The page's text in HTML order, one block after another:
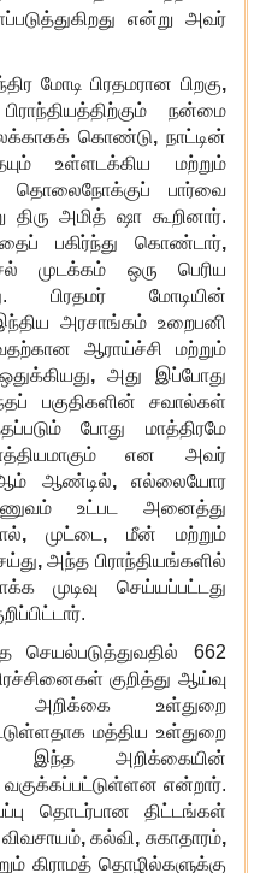
என்று அவர்
மோடி பிரதமரான பிறகு,
நன்மை
கொண்டு, நாட்டின்
உள்ளடக்கிய மற்றும்
தொலைநோக்குப் பார்வை
திரு அமித் ஷா கூறினார்.
பகிர்ந்து கொண்டார்,
முடக்கம் ஒரு பெரிய
பிரதமர் மோடியின்
அரசாங்கம் உறைபனி
ஆராய்ச்சி மற்றும்
,அது இப்போது
பகுதிகளின் சவால்கள்
போது மாத்திரமே
என அவர்
ஆம் ஆண்டில், எல்லையோர
உட்பட அனைத்து
, முட்டை, மீன் மற்றும்
,அந்த பிராந்தியங்களில்
முடிவு செய்யப்பட்டது
செயல்படுத்துவதில் 662
குறித்து ஆய்வு
அறிக்கை உள்துறை
மத்திய உள்துறை
இந்த அறிக்கையின்
வகுக்கப்பட்டுள்ளன என்றார்.
தொடர்பான திட்டங்கள்
,கல்வி, சுகாதாரம்,
கிராமத் தொழில்களுக்கு